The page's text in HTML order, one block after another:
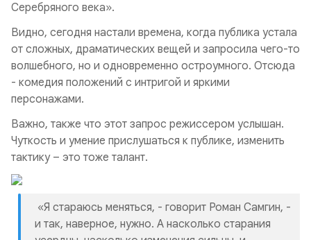
Серебряного века».
Видно, сегодня настали времена, когда публика устала
от сложных, драматических вещей и запросила чего-то
волшебного, но и одновременно остроумного. Отсюда
- комедия положений с интригой и яркими
персонажами.
Важно, также что этот запрос режиссером услышан.
Чуткость и умение прислушаться к публике, изменить
тактику – это тоже талант.
«Я стараюсь меняться, - говорит Роман Самгин, -
и так, наверное, нужно. А насколько старания